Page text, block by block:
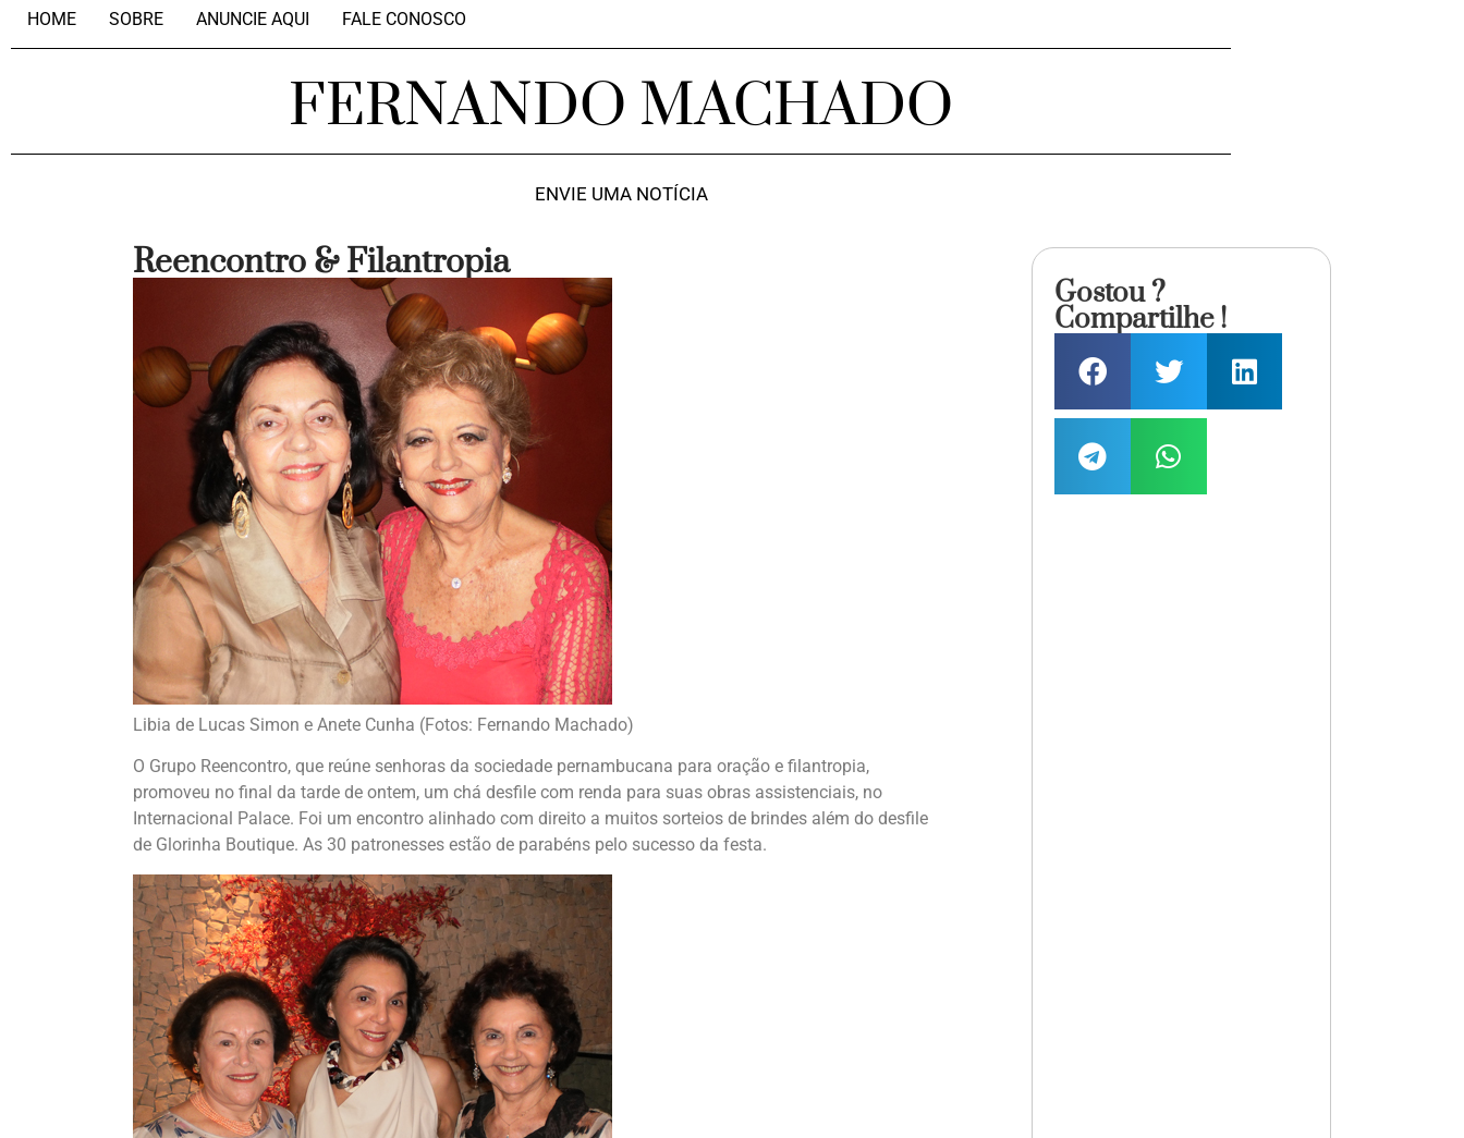
HOME SOBRE ANUNCIE AQUI FALE CONOSCO
FERNANDO MACHADO
ENVIE UMA NOTÍCIA
Reencontro & Filantropia
Libia de Lucas Simon e Anete Cunha (Fotos: Fernando Machado)
O Grupo Reencontro, que reúne senhoras da sociedade pernambucana para oração e filantropia,
promoveu no final da tarde de ontem, um chá desfile com renda para suas obras assistenciais, no
Internacional Palace. Foi um encontro alinhado com direito a muitos sorteios de brindes além do desfile
de Glorinha Boutique. As 30 patronesses estão de parabéns pelo sucesso da festa.
Gostou ?
Compartilhe !